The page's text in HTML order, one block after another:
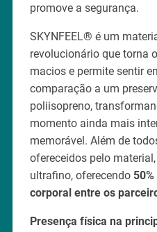
promove a segurança.
SKYNFEEL® é um
revolucionário que torna
macios e permite sentir
comparação a um
poliisopreno,
momento ainda mais
memorável. Além de
ofereceidos pelo
ultrafino, oferecendo
corporal entre os
Presença física na